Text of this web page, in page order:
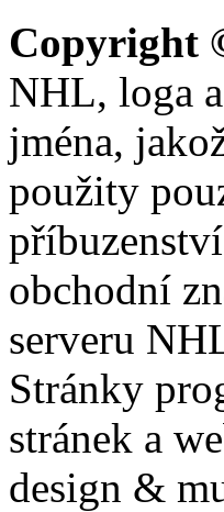
Copyright
NHL, loga
jména,
použity
obchodní
serveru
Stránky
stránek a
design &